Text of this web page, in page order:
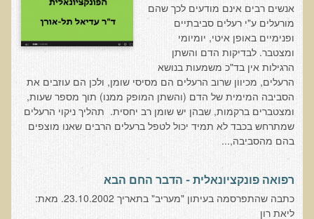
חיים ארוכים ובריאים
רכישת סדנת חיים ארוכים ובריאים
שאלות ותשובות מסדנת חיים ארוכים ובריאים
פליאו-אנתרופולוגיה ותזונת האדם
רכישת סדנת פליאו-אנתרופולוגיה ותזונת האדם
שאלות ותשובות מסדנת נפש בריאה במוח בריא
רכישת סדנת נפש בריאה במוח בריא
אנשים רבים אינם מודעים לכך שהם
מורעלים ע"י רעלים סביבתיים
ופנימיים באופן איטי, יומיומי
ומצטבר. לבדיקות הדם והשתן
הרגילות אין בד"כ משמעות בנושא
הרעלים, מכיוון שרוב הרעלים הם מסיסי שומן, ולכן הם עוזבים את
הסביבה המימית של הדם (והשתן המופק ממנו) תוך מספר שעות,
ומצטברים ברקמות, שבהן יש שומן רב יחסית. תהליך ניקוי הרעלים
שמתרחש בכבד לא תמיד יכול לטפל ברעלים הרבים שאנו מוצפים
בהם מהסביבה,...
רפואה פונקציונאלית - הדבר החם הבא
כתבה שהתפרסמה בעיתון "מעריב" בתאריך 23.10.2002. מאת:
ליאת רון